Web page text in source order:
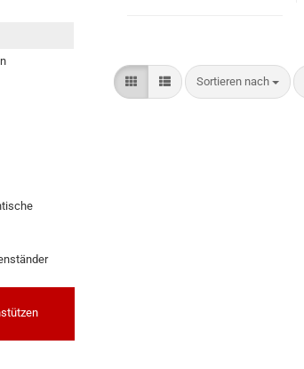
Sortieren nach
Sortieren nach